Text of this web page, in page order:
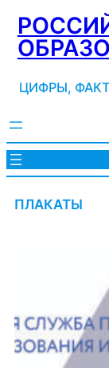
Перейти
содержимому
ЦИФРЫ,
ПЛАКАТЫ